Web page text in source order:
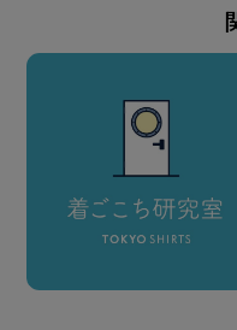
仕様
カフリンクス兼用不
中丸カフス
胸ポケット（左胸）
背ヨーク・背面脇：ダ
前立：裏前立仕様